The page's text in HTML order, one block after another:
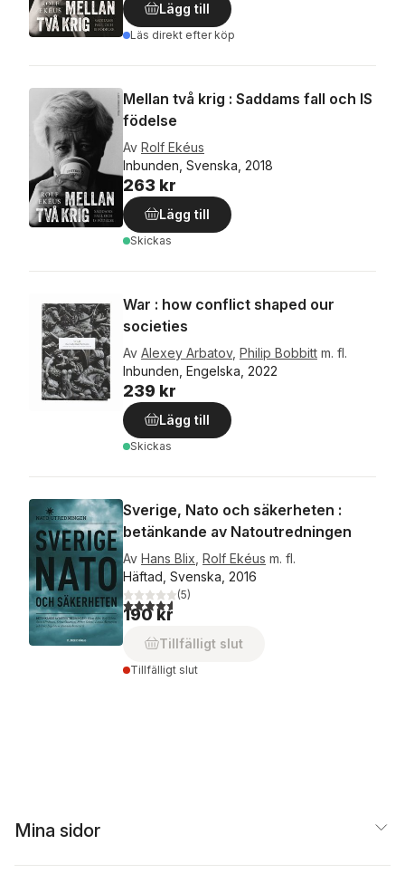
Lägg till
Läs direkt efter köp
Mellan två krig : Saddams fall och IS
födelse
Av Rolf Ekéus
Inbunden, Svenska, 2018
263 kr
Lägg till
Skickas
War : how conflict shaped our
societies
Av Alexey Arbatov, Philip Bobbitt m. fl.
Inbunden, Engelska, 2022
239 kr
Lägg till
Skickas
Sverige, Nato och säkerheten :
betänkande av Natoutredningen
Av Hans Blix Rolf Ekéus m. fl.
Häftad, Svenska, 2016
4,6utav 5 stjärnor. Totalt antal röster:
(5)
190 kr
Tillfälligt slut
Tillfälligt slut
Mina sidor